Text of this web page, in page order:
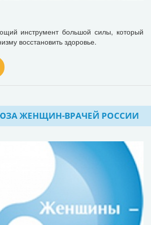
инструмент большой силы, который
восстановить здоровье.
ЖЕНЩИН-ВРАЧЕЙ РОССИИ